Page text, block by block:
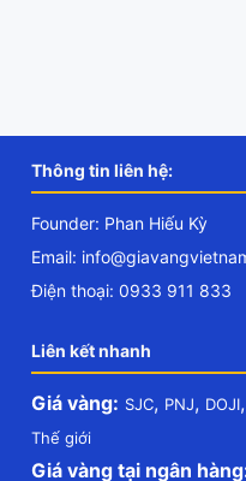
Thông tin liên hệ:
Founder: Phan Hiếu Kỳ
Email:
Điện thoại: 0933 911 833
Liên kết nhanh
Giá vàng: SJC, PNJ, DOJI,
Thế giới
Giá vàng tại ngân